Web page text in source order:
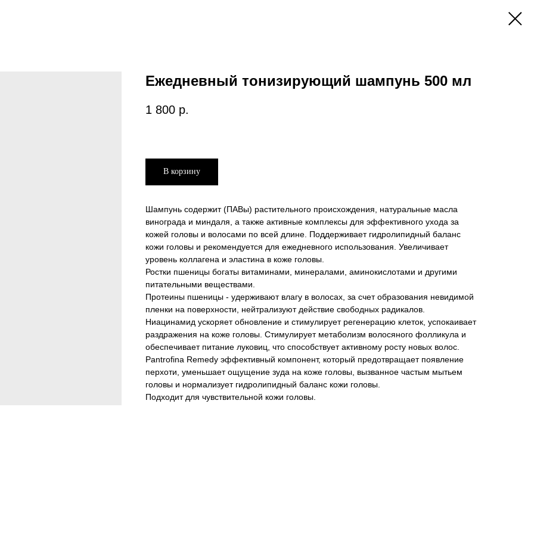
Ежедневный тонизирующий шампунь 500 мл
1 800 р.
В корзину
Шампунь содержит (ПАВы) растительного происхождения, натуральные масла
винограда и миндаля, а также активные комплексы для эффективного ухода за
кожей головы и волосами по всей длине. Поддерживает гидролипидный баланс
кожи головы и рекомендуется для ежедневного использования. Увеличивает
уровень коллагена и эластина в коже головы.
Ростки пшеницы богаты витаминами, минералами, аминокислотами и другими
питательными веществами.
Протеины пшеницы - удерживают влагу в волосах, за счет образования невидимой
пленки на поверхности, нейтрализуют действие свободных радикалов.
Ниацинамид ускоряет обновление и стимулирует регенерацию клеток, успокаивает
раздражения на коже головы. Стимулирует метаболизм волосяного фолликула и
обеспечивает питание луковиц, что способствует активному росту новых волос.
Pantrofina Remedy эффективный компонент, который предотвращает появление
перхоти, уменьшает ощущение зуда на коже головы, вызванное частым мытьем
головы и нормализует гидролипидный баланс кожи головы.
Подходит для чувствительной кожи головы.